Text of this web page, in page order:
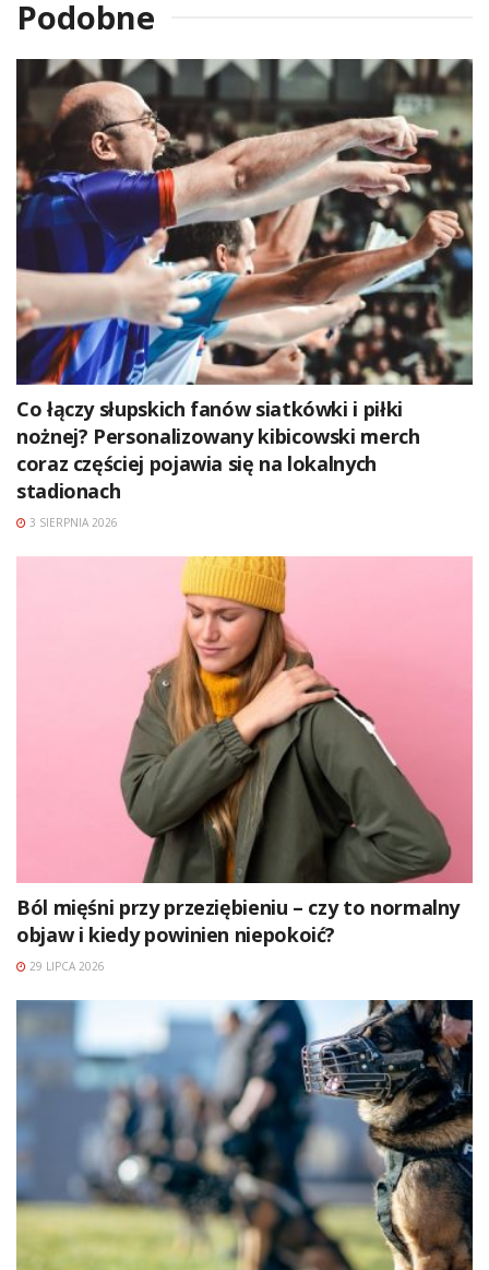
Podobne
Co łączy słupskich fanów siatkówki i piłki
nożnej? Personalizowany kibicowski merch
coraz częściej pojawia się na lokalnych
stadionach
3 SIERPNIA 2026
Ból mięśni przy przeziębieniu – czy to normalny
objaw i kiedy powinien niepokoić?
29 LIPCA 2026